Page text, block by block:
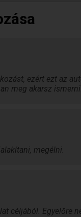
ezért ezt az
meg akarsz
megélni.
céljából. Egyelőre